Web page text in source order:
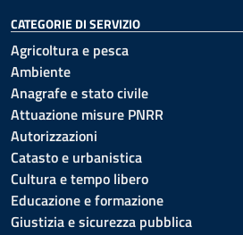
CATEGORIE DI SERVIZIO
Agricoltura e pesca
Ambiente
Anagrafe e stato civile
Attuazione misure PNRR
Autorizzazioni
Catasto e urbanistica
Cultura e tempo libero
Educazione e formazione
Giustizia e sicurezza pubblica